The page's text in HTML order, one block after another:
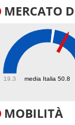
MERCATO
media Italia 50.8
19.3
MOBILITÀ